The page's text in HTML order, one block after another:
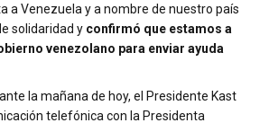
a Venezuela y a nombre de nuestro país
solidaridad y confirmó que estamos a
venezolano para enviar ayuda
la mañana de hoy, el Presidente Kast
telefónica con la Presidenta